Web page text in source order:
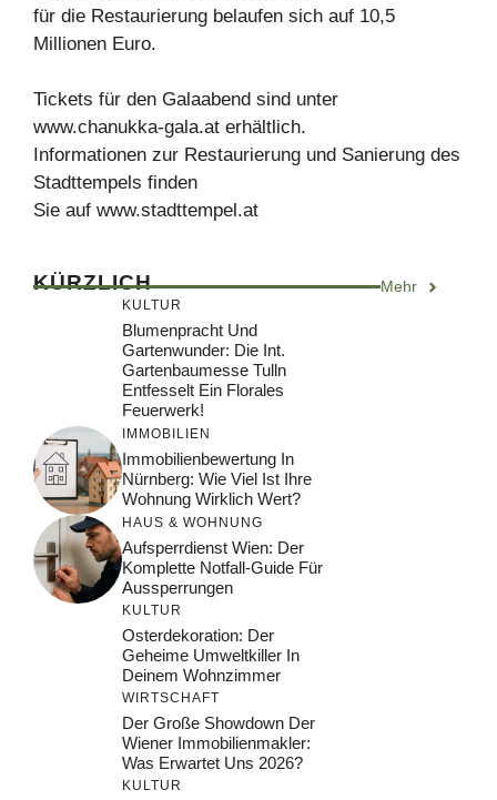
für die Restaurierung belaufen sich auf 10,5
Millionen Euro.
Tickets für den Galaabend sind unter
www.chanukka-gala.at erhältlich.
Informationen zur Restaurierung und Sanierung des
Stadttempels finden
Sie auf www.stadttempel.at
KÜRZLICH Mehr
KULTUR
Blumenpracht Und
Gartenwunder: Die Int.
Gartenbaumesse Tulln
Entfesselt Ein Florales
Feuerwerk!
IMMOBILIEN
Immobilienbewertung In
Nürnberg: Wie Viel Ist Ihre
Wohnung Wirklich Wert?
HAUS & WOHNUNG
Aufsperrdienst Wien: Der
Komplette Notfall-Guide Für
Aussperrungen
KULTUR
Osterdekoration: Der
Geheime Umweltkiller In
Deinem Wohnzimmer
WIRTSCHAFT
Der Große Showdown Der
Wiener Immobilienmakler:
Was Erwartet Uns 2026?
KULTUR